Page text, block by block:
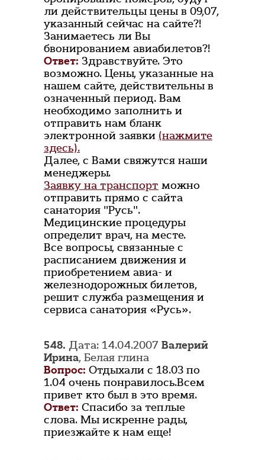
ли действительцы цены в 09,07,
указанный сейчас на сайте?!
Занимаетесь ли Вы
бвонированием авиабилетов?!
Ответ: Здравствуйте. Это
возможно. Цены, указанные на
нашем сайте, действительны в
означенный период. Вам
необходимо заполнить и
отправить нам бланк
электронной заявки (нажмите
здесь).
Далее, с Вами свяжутся наши
менеджеры.
Заявку на транспорт можно
отправить прямо с сайта
санатория "Русь".
Медицинские процедуры
определит врач, на месте.
Все вопросы, связанные с
расписанием движения и
приобретением авиа- и
железнодорожных билетов,
решит служба размещения и
сервиса санатория «Русь».
548. Дата: 14.04.2007 Валерий
Ирина, Белая глина
Вопрос: Отдыхали с 18.03 по
1.04 очень понравилось.Всем
привет кто был в это время.
Ответ: Спасибо за теплые
слова. Мы искренне рады,
приезжайте к нам еще!